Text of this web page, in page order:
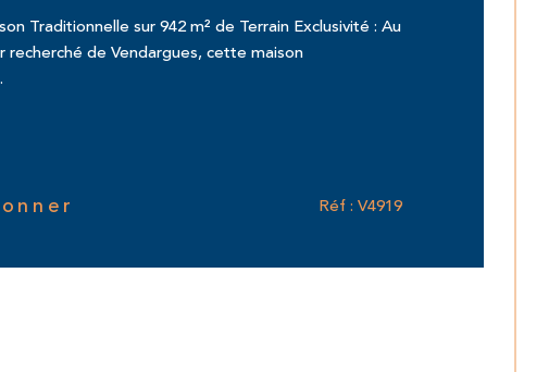
Traditionnelle sur 942 m² de Terrain Exclusivité : Au
recherché de Vendargues, cette maison
Réf : V4919